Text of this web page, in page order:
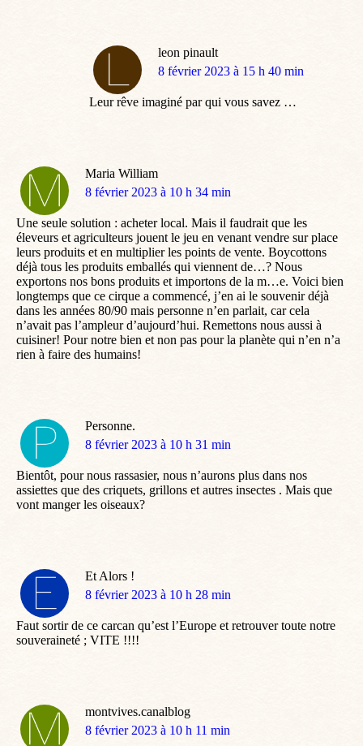
leon pinault
dit
8 février 2023 à 15 h 40 min
Leur rêve imaginé par qui vous savez …
Maria William
dit
8 février 2023 à 10 h 34 min
Une seule solution : acheter local. Mais il faudrait que les
éleveurs et agriculteurs jouent le jeu en venant vendre sur place
leurs produits et en multiplier les points de vente. Boycottons
déjà tous les produits emballés qui viennent de…? Nous
exportons nos bons produits et importons de la m…e. Voici bien
longtemps que ce cirque a commencé, j’en ai le souvenir déjà
dans les années 80/90 mais personne n’en parlait, car cela
n’avait pas l’ampleur d’aujourd’hui. Remettons nous aussi à
cuisiner! Pour notre bien et non pas pour la planète qui n’en n’a
rien à faire des humains!
Personne.
dit
8 février 2023 à 10 h 31 min
Bientôt, pour nous rassasier, nous n’aurons plus dans nos
assiettes que des criquets, grillons et autres insectes . Mais que
vont manger les oiseaux?
Et Alors !
dit
8 février 2023 à 10 h 28 min
Faut sortir de ce carcan qu’est l’Europe et retrouver toute notre
souveraineté ; VITE !!!!
montvives.canalblog
dit
8 février 2023 à 10 h 11 min